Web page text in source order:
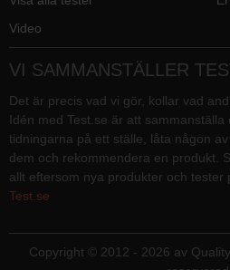
Video
VI SAMMANSTÄLLER
Det är precis vad vi gör, kollar vad
Idén med Test.se är att
tidningarna på ett ställe, låta någon
dem och rekommendera en produkt.
allt eftersom nya produkter och tester
Test.se
Copyright © 2012 - 2026 av